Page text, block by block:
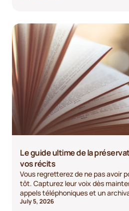
Le guide ultime de la
vos récits
Vous regretterez de ne pas avoir
tôt. Capturez leur voix dès
appels téléphoniques et un
Commencez la conversation dès
July 5, 2026